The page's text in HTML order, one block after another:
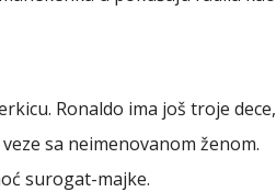
Ronaldo ima još troje dece,
sa neimenovanom ženom.
surogat-majke.